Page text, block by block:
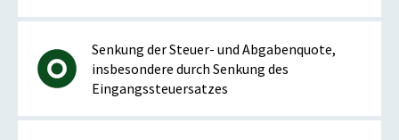
Senkung der Steuer- und Abgabenquote,
insbesondere durch Senkung des
Eingangssteuersatzes